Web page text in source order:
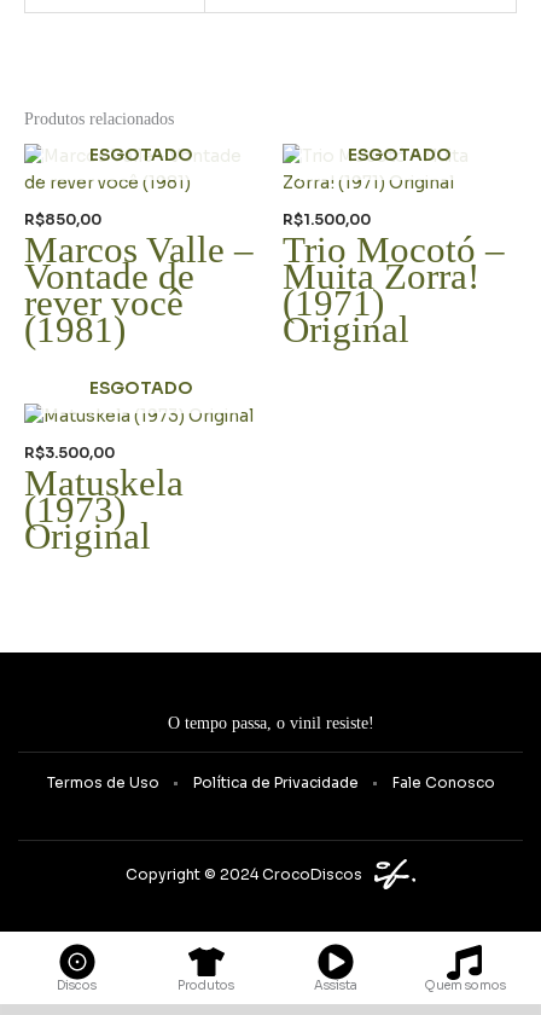
Produtos relacionados
ESGOTADO
R$850,00
Marcos Valle –
Vontade de
rever você
(1981)
ESGOTADO
R$1.500,00
Trio Mocotó –
Muita Zorra!
(1971)
Original
ESGOTADO
R$3.500,00
Matuskela
(1973)
Original
O tempo passa, o vinil resiste!
Termos de Uso Política de Privacidade Fale Conosco
Copyright © 2024 CrocoDiscos
Discos Produtos Assista Quem somos